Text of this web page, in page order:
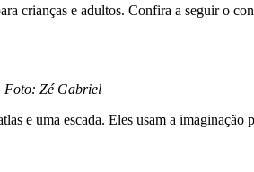
crianças e adultos. Confira a seguir o
Foto: Zé Gabriel
e uma escada. Eles usam a